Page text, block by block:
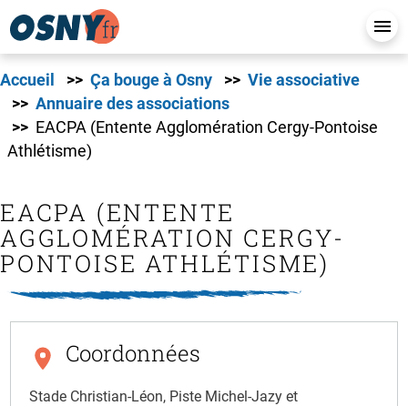
Accueil Ça bouge à Osny
Vie associative
Annuaire des associations
EACPA (Entente Agglomération Cergy-Pontoise
Athlétisme)
EACPA (ENTENTE
AGGLOMÉRATION CERGY-
PONTOISE ATHLÉTISME)
Coordonnées
Stade Christian-Léon, Piste Michel-Jazy et